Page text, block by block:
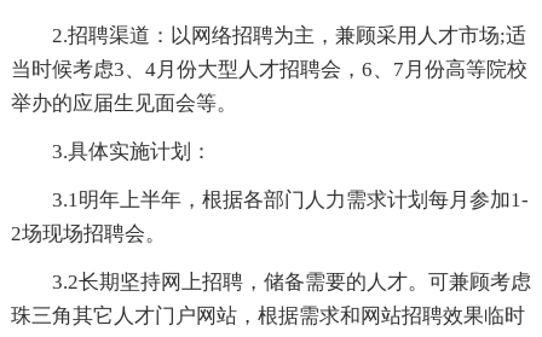
2.招聘渠道：以网络招聘为主，兼顾采用人才市场;适
当时候考虑3、4月份大型人才招聘会，6、7月份高等院校
举办的应届生见面会等。
3.具体实施计划：
3.1明年上半年，根据各部门人力需求计划每月参加1-
2场现场招聘会。
3.2长期坚持网上招聘，储备需要的人才。可兼顾考虑
珠三角其它人才门户网站，根据需求和网站招聘效果临时